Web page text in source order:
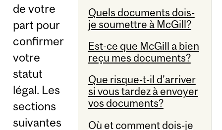
Quels documents dois-
je soumettre à McGill?
Est-ce que McGill a bien
reçu mes documents?
Que risque-t-il d'arriver
si vous tardez à envoyer
vos documents?
Où et comment dois-je
de votre
part pour
confirmer
votre
statut
légal. Les
sections
suivantes